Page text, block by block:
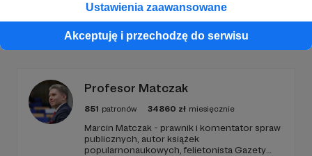
Ustawienia zaawansowane
Akceptuję i przechodzę do serwisu
Promowani autorzy
Profesor Matczak
851 patronów 34860 zł miesięcznie
Marcin Matczak - prawnik i komentator spraw
publicznych, autor książek
popularnonaukowych, felietonista Gazety